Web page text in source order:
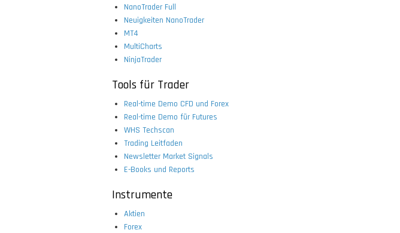
NanoTrader Full
Neuigkeiten NanoTrader
MT4
MultiCharts
NinjaTrader
Tools für Trader
Real-time Demo CFD und Forex
Real-time Demo für Futures
WHS Techscan
Trading Leitfaden
Newsletter Market Signals
E-Books und Reports
Instrumente
Aktien
Forex